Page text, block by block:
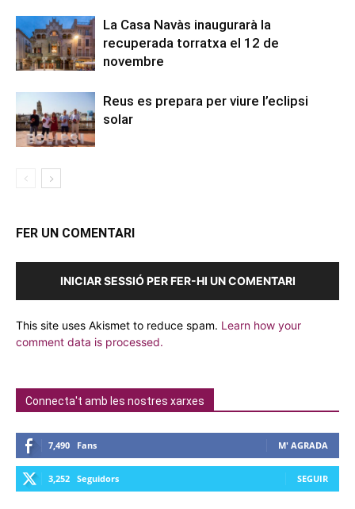
La Casa Navàs inaugurarà la
recuperada torratxa el 12 de
novembre
Reus es prepara per viure l’eclipsi
solar
FER UN COMENTARI
INICIAR SESSIÓ PER FER-HI UN COMENTARI
This site uses Akismet to reduce spam. Learn how your
comment data is processed.
Connecta't amb les nostres xarxes
7,490 Fans M' AGRADA
3,252 Seguidors SEGUIR